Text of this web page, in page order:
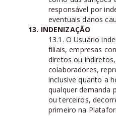
responsável por
eventuais danos
13. INDENIZAÇÃO
13.1. O Usuário
filiais, empresas
diretos ou
colaboradores,
inclusive quanto a
qualquer demanda
ou terceiros,
primeiro na